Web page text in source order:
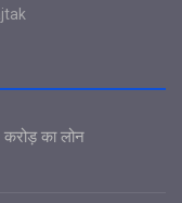
करोड़ का लोन